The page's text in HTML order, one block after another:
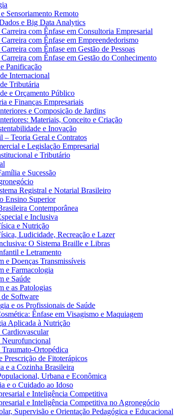
Sensoriamento Remoto
e Big Data Analytics
com Ênfase em Consultoria Empresarial
com Ênfase em Empreendedorismo
com Ênfase em Gestão de Pessoas
com Ênfase em Gestão do Conhecimento
Panificação
Internacional
Tributária
e Orçamento Público
e Finanças Empresariais
e Composição de Jardins
Materiais, Conceito e Criação
e Inovação
Teoria Geral e Contratos
e Legislação Empresarial
e Tributário
e Sucessão
Registral e Notarial Brasileiro
Ensino Superior
Contemporânea
e Inclusiva
e Nutrição
Ludicidade, Recreação e Lazer
O Sistema Braille e Libras
e Letramento
e Doenças Transmissíveis
e Farmacologia
e Saúde
e as Patologias
Software
e os Profissionais de Saúde
Ênfase em Visagismo e Maquiagem
Aplicada à Nutrição
Neurofuncional
Ortopédica
Prescrição de Fitoterápicos
e a Cozinha Brasileira
Urbana e Econômica
e o Cuidado ao Idoso
e Inteligência Competitiva
e Inteligência Competitiva no Agronegócio
Supervisão e Orientação Pedagógica e Educacional